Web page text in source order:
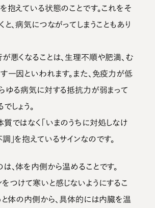
抱えている状態のことです。これをそ
と、病気につながってしまうこともあり
悪くなることは、生理不順や肥満、む
一因といわれます。また、免疫力が低
ゆる病気に対する抵抗力が弱まって
しょう。
ではなく「いまのうちに対処しなけ
」を抱えているサインなのです。
、体を内側から温めることです。
つけて寒いと感じないようにするこ
と体の内側から、具体的には内臓を温